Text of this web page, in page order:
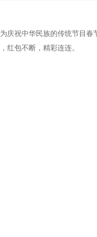
庆祝中华民族的传统节目春
红包不断，精彩连连。